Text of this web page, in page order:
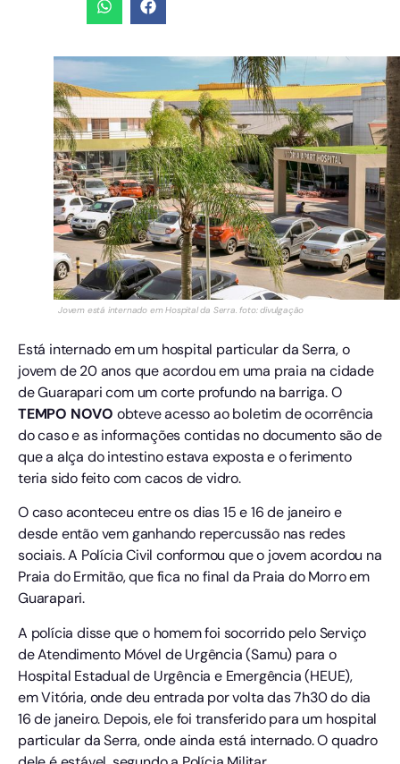
Jovem está internado em Hospital da Serra. foto: divulgação
Está internado em um hospital particular da Serra, o
jovem de 20 anos que acordou em uma praia na cidade
de Guarapari com um corte profundo na barriga. O
TEMPO NOVO obteve acesso ao boletim de ocorrência
do caso e as informações contidas no documento são de
que a alça do intestino estava exposta e o ferimento
teria sido feito com cacos de vidro.
O caso aconteceu entre os dias 15 e 16 de janeiro e
desde então vem ganhando repercussão nas redes
sociais. A Polícia Civil conformou que o jovem acordou na
Praia do Ermitão, que fica no final da Praia do Morro em
Guarapari.
A polícia disse que o homem foi socorrido pelo Serviço
de Atendimento Móvel de Urgência (Samu) para o
Hospital Estadual de Urgência e Emergência (HEUE),
em Vitória, onde deu entrada por volta das 7h30 do dia
16 de janeiro. Depois, ele foi transferido para um hospital
particular da Serra, onde ainda está internado. O quadro